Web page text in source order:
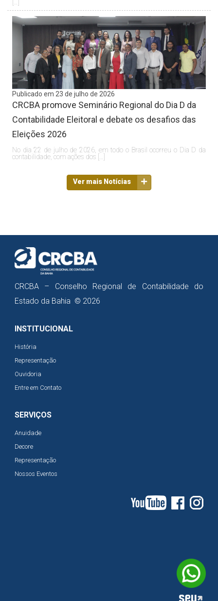
Publicado em 23 de julho de 2026
CRCBA promove Seminário Regional do Dia D da
Contabilidade Eleitoral e debate os desafios das
Eleições 2026
No dia 22 de julho de 2026, em todo o Brasil ocorreu o Dia D da
contabilidade, com ações dos […]
Ver mais Notícias
CRCBA – Conselho Regional de Contabilidade do
Estado da Bahia © 2026
INSTITUCIONAL
História
Representação
Ouvidoria
Entre em Contato
SERVIÇOS
Anuidade
Decore
Representação
Nossos Eventos